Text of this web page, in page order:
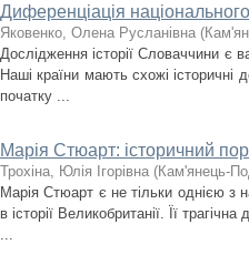
Диференціація
Яковенко, Олена Русланівна (
Дослідження історії Словаччини є
Наші країни мають схожі історичні
початку ...
Марія Стюарт: історичний
Трохіна, Юлія Ігорівна (Кам'янець-
Марія Стюарт є не тільки однією з
в історії Великобританії. Її
...